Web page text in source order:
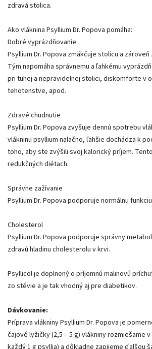
zdravá stolica.
Ako vláknina Psyllium Dr. Popova pomáha:
Dobré vyprázdňovanie
Psyllium Dr. Popova zmäkčuje stolicu a
Tým napomáha správnemu a ľahkému
pri tuhej a nepravidelnej stolici, diskomforte v
tehotenstve, apod.
Zdravé chudnutie
Psyllium Dr. Popova zvyšuje dennú spotrebu
vlákninu psyllium nalačno, ľahšie dochádza k
toho, aby ste zvýšili svoj kalorický príjem.
redukčných diétach.
Správne zažívanie
Psyllium Dr. Popova podporuje normálnu
Cholesterol
Psyllium Dr. Popova podporuje správny
zdravú hladinu cholesterolu v krvi.
Psyllicol je doplnený o príjemnú malinovú
zo stévie a je tak vhodný aj pre diabetikov.
Dávkovanie:
Príprava vlákniny Psyllium Dr. Popova je
čajové lyžičky (2,5 – 5 g) vlákniny rozmiešame
každý 1 g psyllia) a dôkladne zapijeme ďalšou